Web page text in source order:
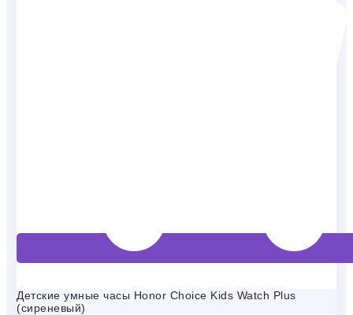
Детские умные часы Honor Choice Kids Watch Plus
(сиреневый)